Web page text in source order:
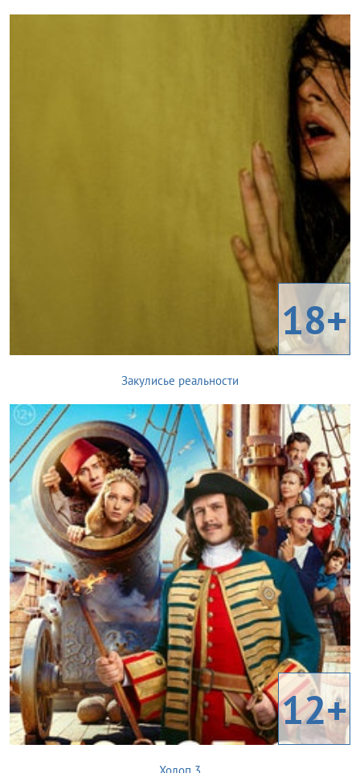
18+
Закулисье реальности
12+
Холоп 3